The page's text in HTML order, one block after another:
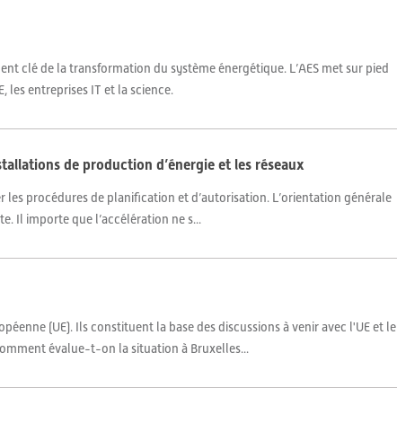
clé de la transformation du système énergétique. L’AES met sur pied
les entreprises IT et la science.
de production d’énergie et les réseaux
procédures de planification et d’autorisation. L’orientation générale
Il importe que l’accélération ne s...
(UE). Ils constituent la base des discussions à venir avec l'UE et le
évalue-t-on la situation à Bruxelles...